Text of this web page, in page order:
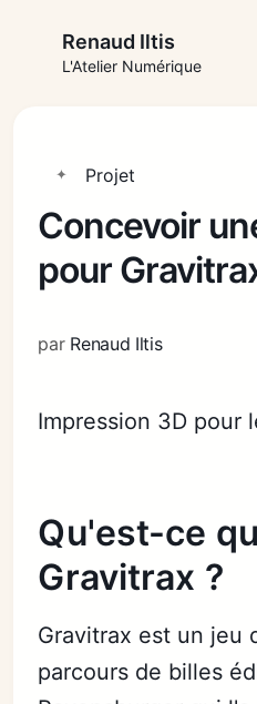
Renaud Iltis
L'Atelier Numérique
Projet
Concevoir
pour
par Renaud Iltis
Impression 3D pour
Qu'est-ce
Gravitrax ?
Gravitrax est un jeu
parcours de billes